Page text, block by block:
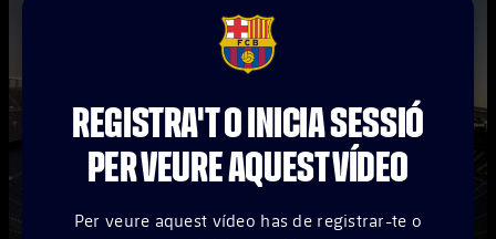
plusicon
més
plusicon
més
FCB Barcelona badge
REGISTRA'T O INICIA SESSIÓ
PER VEURE AQUEST VÍDEO
Per veure aquest vídeo has de registrar-te o